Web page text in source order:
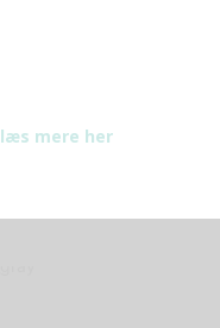
læs mere her